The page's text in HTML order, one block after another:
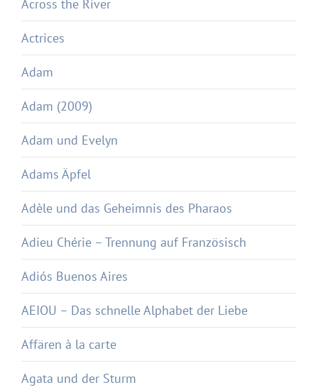
Across the River
Actrices
Adam
Adam (2009)
Adam und Evelyn
Adams Äpfel
Adèle und das Geheimnis des Pharaos
Adieu Chérie – Trennung auf Französisch
Adiós Buenos Aires
AEIOU – Das schnelle Alphabet der Liebe
Affären à la carte
Agata und der Sturm